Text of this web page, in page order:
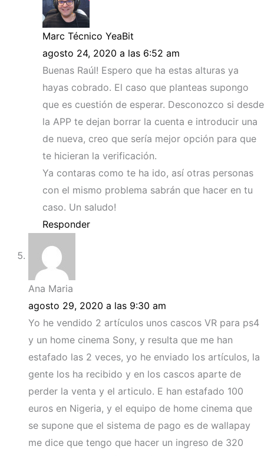
Marc Técnico YeaBit
agosto 24, 2020 a las 6:52 am
Buenas Raúl! Espero que ha estas alturas ya
hayas cobrado. El caso que planteas supongo
que es cuestión de esperar. Desconozco si desde
la APP te dejan borrar la cuenta e introducir una
de nueva, creo que sería mejor opción para que
te hicieran la verificación.
Ya contaras como te ha ido, así otras personas
con el mismo problema sabrán que hacer en tu
caso. Un saludo!
Responder
Ana Maria
agosto 29, 2020 a las 9:30 am
Yo he vendido 2 artículos unos cascos VR para ps4
y un home cinema Sony, y resulta que me han
estafado las 2 veces, yo he enviado los artículos, la
gente los ha recibido y en los cascos aparte de
perder la venta y el articulo. E han estafado 100
euros en Nigeria, y el equipo de home cinema que
se supone que el sistema de pago es de wallapay
me dice que tengo que hacer un ingreso de 320